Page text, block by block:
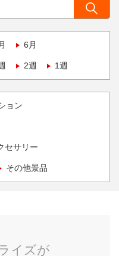
6月
2週 1週
ョン
セサリー
その他景品